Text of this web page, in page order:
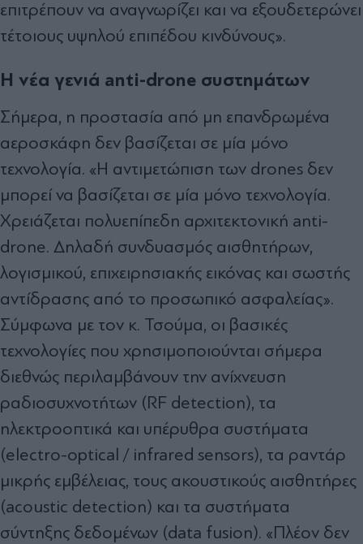
επιτρέπουν να αναγνωρίζει και να εξουδετερώνει
τέτοιους υψηλού επιπέδου κινδύνους».
Η νέα γενιά anti-drone συστημάτων
Σήμερα, η προστασία από μη επανδρωμένα
αεροσκάφη δεν βασίζεται σε μία μόνο
τεχνολογία. «Η αντιμετώπιση των drones δεν
μπορεί να βασίζεται σε μία μόνο τεχνολογία.
Χρειάζεται πολυεπίπεδη αρχιτεκτονική anti-
drone. Δηλαδή συνδυασμός αισθητήρων,
λογισμικού, επιχειρησιακής εικόνας και σωστής
αντίδρασης από το προσωπικό ασφαλείας».
Σύμφωνα με τον κ. Τσούμα, οι βασικές
τεχνολογίες που χρησιμοποιούνται σήμερα
διεθνώς περιλαμβάνουν την ανίχνευση
ραδιοσυχνοτήτων (RF detection), τα
ηλεκτροοπτικά και υπέρυθρα συστήματα
(electro-optical / infrared sensors), τα ραντάρ
μικρής εμβέλειας, τους ακουστικούς αισθητήρες
(acoustic detection) και τα συστήματα
σύντηξης δεδομένων (data fusion). «Πλέον δεν